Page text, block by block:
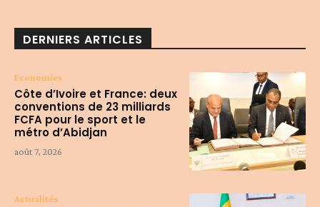
DERNIERS ARTICLES
Economies
Côte d’Ivoire et France: deux
conventions de 23 milliards
FCFA pour le sport et le
métro d’Abidjan
août 7, 2026
Actualités